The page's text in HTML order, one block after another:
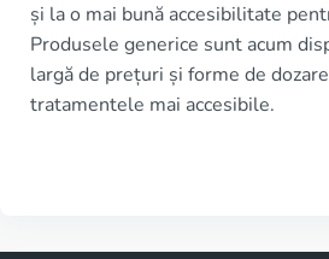
și la o mai bună accesibilitate
Produsele generice sunt acum
largă de prețuri și forme de
tratamentele mai accesibile.